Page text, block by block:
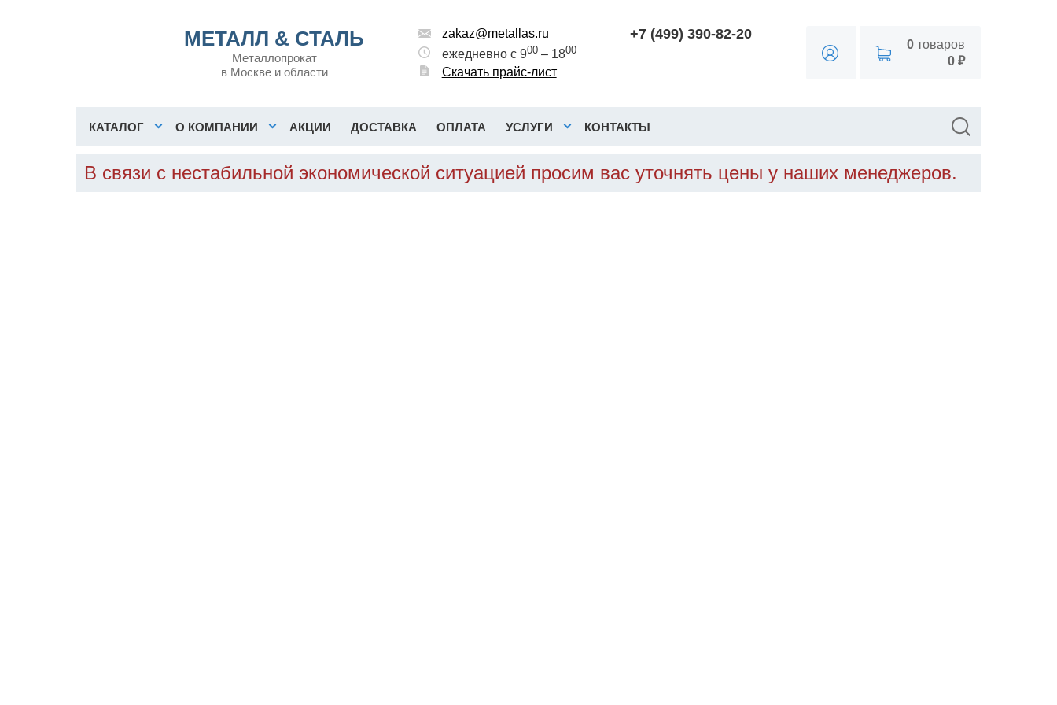
МЕТАЛЛ & СТАЛЬ
Металлопрокат
в Москве и области
zakaz@metallas.ru
ежедневно с 900– 1800
Скачать прайс-лист
+7 (499) 390-82-20
0товаров
0 ₽
КАТАЛОГ О КОМПАНИИ АКЦИИ ДОСТАВКА ОПЛАТА УСЛУГИ КОНТАКТЫ
В связи с нестабильной экономической ситуацией просим вас уточнять цены у наших менеджеров.